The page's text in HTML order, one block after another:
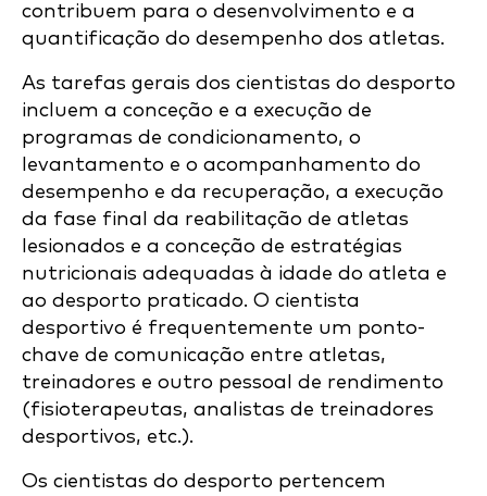
contribuem para o desenvolvimento e a
quantificação do desempenho dos atletas.
As tarefas gerais dos cientistas do desporto
incluem a conceção e a execução de
programas de condicionamento, o
levantamento e o acompanhamento do
desempenho e da recuperação, a execução
da fase final da reabilitação de atletas
lesionados e a conceção de estratégias
nutricionais adequadas à idade do atleta e
ao desporto praticado. O cientista
desportivo é frequentemente um ponto-
chave de comunicação entre atletas,
treinadores e outro pessoal de rendimento
(fisioterapeutas, analistas de treinadores
desportivos, etc.).
Os cientistas do desporto pertencem